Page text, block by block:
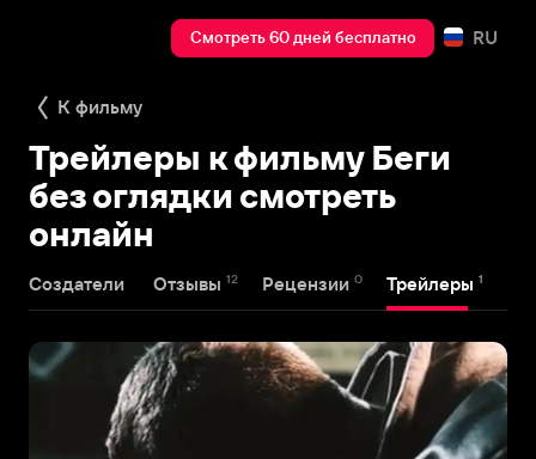
Смотреть 60 дней бесплатно RU
К фильму
Трейлеры к фильму Беги
без оглядки смотреть
онлайн
Создатели Отзывы 12 Рецензии 0 Трейлеры 1